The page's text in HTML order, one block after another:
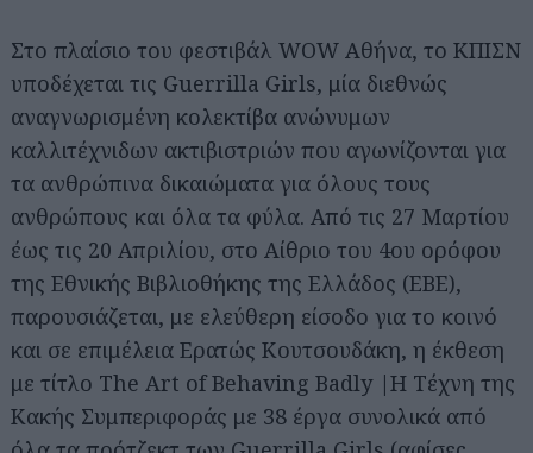
Στο πλαίσιο του φεστιβάλ WOW Aθήνα, το ΚΠΙΣΝ
υποδέχεται τις Guerrilla Girls, μία διεθνώς
αναγνωρισμένη κολεκτίβα ανώνυμων
καλλιτέχνιδων ακτιβιστριών που αγωνίζονται για
τα ανθρώπινα δικαιώματα για όλους τους
ανθρώπους και όλα τα φύλα. Από τις 27 Μαρτίου
έως τις 20 Απριλίου, στο Αίθριο του 4ου ορόφου
της Εθνικής Βιβλιοθήκης της Ελλάδος (ΕΒΕ),
παρουσιάζεται, με ελεύθερη είσοδο για το κοινό
και σε επιμέλεια Ερατώς Κουτσουδάκη, η έκθεση
με τίτλο The Art of Behaving Badly |Η Τέχνη της
Κακής Συμπεριφοράς με 38 έργα συνολικά από